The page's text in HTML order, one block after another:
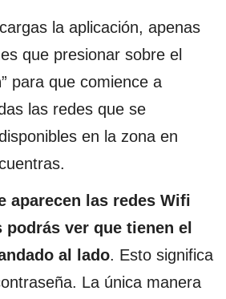
la aplicación, apenas
que presionar sobre el
” para que comience a
las redes que se
en la zona en
aparecen las redes Wifi
ver que tienen el
al lado. Esto significa
La única manera